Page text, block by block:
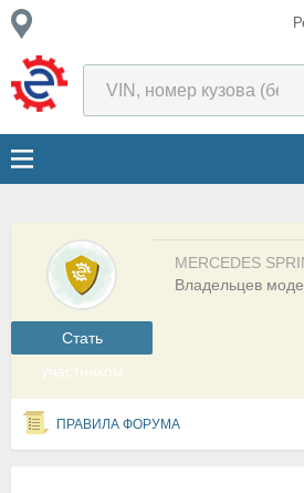
Cтать
участником
MERCEDES
Владельцев
ПРАВИЛА ФОРУМА